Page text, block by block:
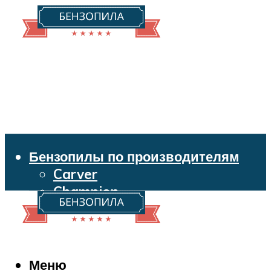
Бензопилы по производителям
Carver
Champion
Echo
Husqvarna
Makita
Меню